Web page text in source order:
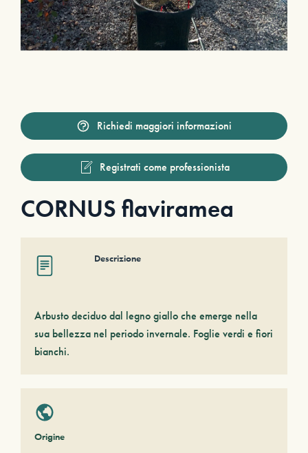
Richiedi maggiori informazioni
Registrati come professionista
CORNUS flaviramea
Descrizione
Arbusto deciduo dal legno giallo che emerge nella
sua bellezza nel periodo invernale. Foglie verdi e fiori
bianchi.
Origine